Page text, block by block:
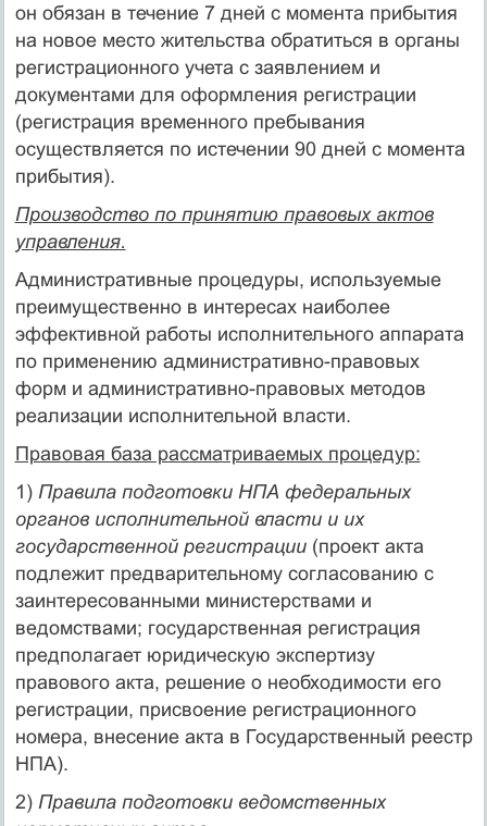
он обязан в течение 7 дней с момента прибытия
на новое место жительства обратиться в органы
регистрационного учета с заявлением и
документами для оформления регистрации
(регистрация временного пребывания
осуществляется по истечении 90 дней с момента
прибытия).
Производство по принятию правовых актов
управления.
Административные процедуры, используемые
преимущественно в интересах наиболее
эффективной работы исполнительного аппарата
по применению административно-правовых
форм и административно-правовых методов
реализации исполнительной власти.
Правовая база рассматриваемых процедур:
1) Правила подготовки НПА федеральных
органов исполнительной власти и их
государственной регистрации(проект акта
подлежит предварительному согласованию с
заинтересованными министерствами и
ведомствами; государственная регистрация
предполагает юридическую экспертизу
правового акта, решение о необходимости его
регистрации, присвоение регистрационного
номера, внесение акта в Государственный реестр
НПА).
2) Правила подготовки ведомственных